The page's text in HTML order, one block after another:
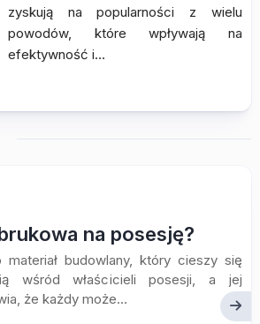
zyskują na popularności z wielu
powodów, które wpływają na
efektywność i…
na posesję?
materiał budowlany, który cieszy się
wśród właścicieli posesji, a jej
że każdy może...